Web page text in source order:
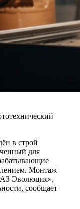
в строй
для
Монтаж
Эволюция»,
сообщает